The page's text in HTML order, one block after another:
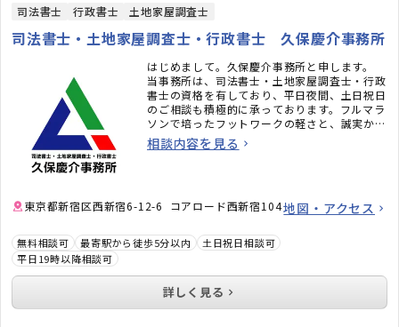
司法書士 行政書士 土地家屋調査士
司法書士・土地家屋調査士・行政書士 久保慶介事務所
はじめまして。久保慶介事務所と申します。
当事務所は、司法書士・土地家屋調査士・行政
書士の資格を有しており、平日夜間、土日祝日
のご相談も積極的に承っております。フルマラ
ソンで培ったフットワークの軽さと、誠実かつ
迅速かつ正確な対応をモットーに、お客様の立
場に立ち、分かりやすい言葉でサポートさせて
良い立地にございます。お仕事帰りなどにも、
相談内容を見る
東京都新宿区西新宿6-12-6 コアロード西新宿104地図・アクセス
無料相談可 最寄駅から徒歩5分以内
土日祝日相談可
平日19時以降相談可
詳しく見る